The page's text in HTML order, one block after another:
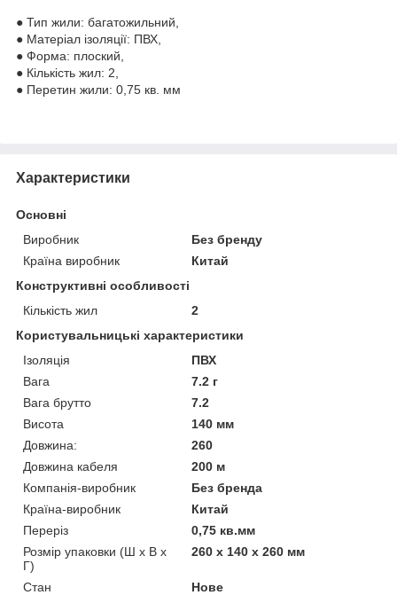
● Тип жили: багатожильний,
● Матеріал ізоляції: ПВХ,
● Форма: плоский,
● Кількість жил: 2,
● Перетин жили: 0,75 кв. мм
Характеристики
Основні
Виробник
Без бренду
Країна виробник
Китай
Конструктивні особливості
Кількість жил
2
Користувальницькі характеристики
Ізоляція
ПВХ
Вага
7.2 г
Вага брутто
7.2
Висота
140 мм
Довжина:
260
Довжина кабеля
200 м
Компанія-виробник
Без бренда
Країна-виробник
Китай
Переріз
0,75 кв.мм
Розмір упаковки (Ш х В х
Г)
260 x 140 x 260 мм
Стан
Нове